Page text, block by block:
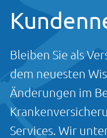
Bleiben Sie als
dem neuesten
Änderungen im
Services. Wir